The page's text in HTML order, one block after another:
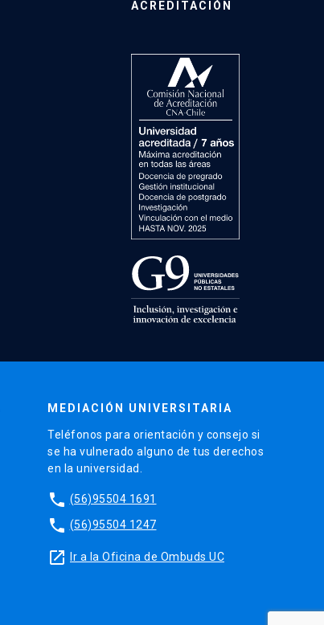
ACREDITACIÓN
MEDIACIÓN UNIVERSITARIA
Teléfonos para orientación y consejo si
se ha vulnerado alguno de tus derechos
en la universidad.
phone (56)95504 1691
phone (56)95504 1247
launch Ir a la Oficina de Ombuds UC